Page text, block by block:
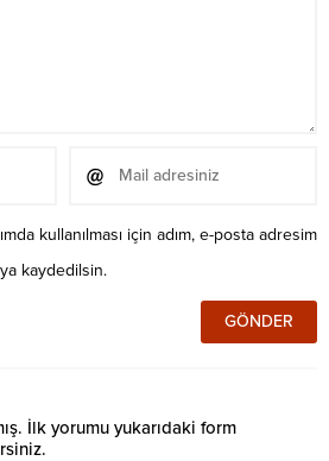
kullanılması için adım, e-posta adresim
kaydedilsin.
İlk yorumu yukarıdaki form